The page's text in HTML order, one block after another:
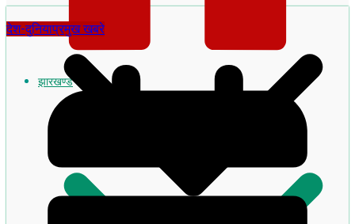
झारखण्ड
देश-दुनियाप्रमुख खबरे